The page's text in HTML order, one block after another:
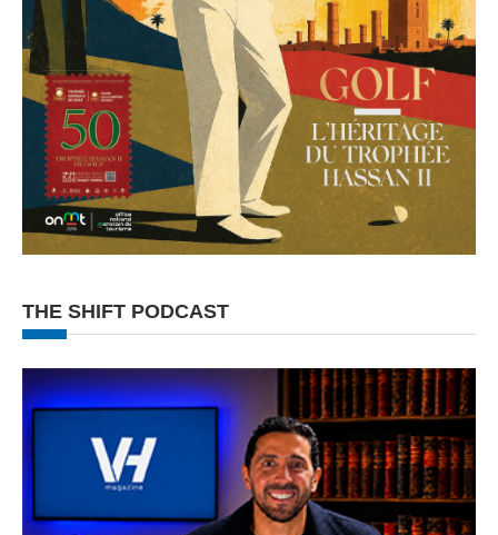
THE SHIFT PODCAST